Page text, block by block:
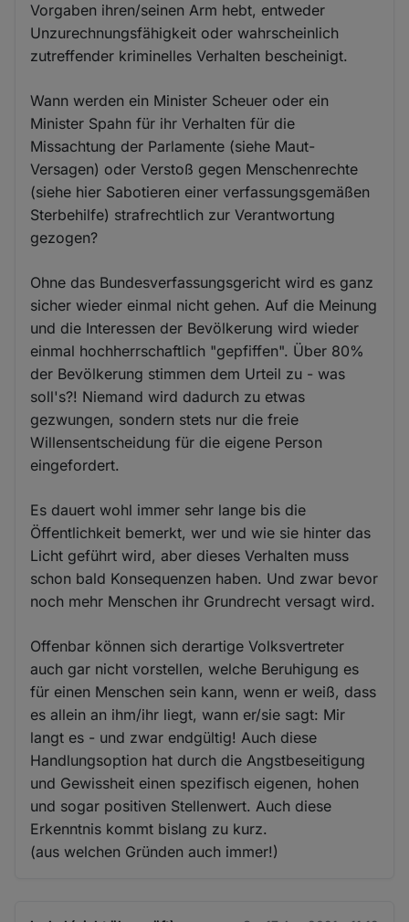
Vorgaben ihren/seinen Arm hebt, entweder
Unzurechnungsfähigkeit oder wahrscheinlich
zutreffender kriminelles Verhalten bescheinigt.
Wann werden ein Minister Scheuer oder ein
Minister Spahn für ihr Verhalten für die
Missachtung der Parlamente (siehe Maut-
Versagen) oder Verstoß gegen Menschenrechte
(siehe hier Sabotieren einer verfassungsgemäßen
Sterbehilfe) strafrechtlich zur Verantwortung
gezogen?
Ohne das Bundesverfassungsgericht wird es ganz
sicher wieder einmal nicht gehen. Auf die Meinung
und die Interessen der Bevölkerung wird wieder
einmal hochherrschaftlich "gepfiffen". Über 80%
der Bevölkerung stimmen dem Urteil zu - was
soll's?! Niemand wird dadurch zu etwas
gezwungen, sondern stets nur die freie
Willensentscheidung für die eigene Person
eingefordert.
Es dauert wohl immer sehr lange bis die
Öffentlichkeit bemerkt, wer und wie sie hinter das
Licht geführt wird, aber dieses Verhalten muss
schon bald Konsequenzen haben. Und zwar bevor
noch mehr Menschen ihr Grundrecht versagt wird.
Offenbar können sich derartige Volksvertreter
auch gar nicht vorstellen, welche Beruhigung es
für einen Menschen sein kann, wenn er weiß, dass
es allein an ihm/ihr liegt, wann er/sie sagt: Mir
langt es - und zwar endgültig! Auch diese
Handlungsoption hat durch die Angstbeseitigung
und Gewissheit einen spezifisch eigenen, hohen
und sogar positiven Stellenwert. Auch diese
Erkenntnis kommt bislang zu kurz.
(aus welchen Gründen auch immer!)